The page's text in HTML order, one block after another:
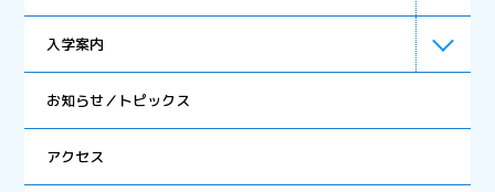
週1日コース
入学案内
お知らせ／トピックス
アクセス